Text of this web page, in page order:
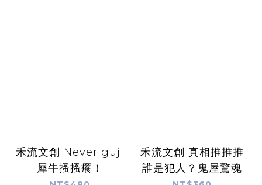
禾流文創 Never guji
犀牛搔搔癢！
禾流文創 真相推推推
誰是犯人？鬼屋驚魂